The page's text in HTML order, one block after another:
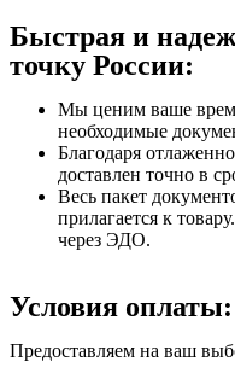
Быстрая и
точку России:
Мы ценим ваше
необходимые
Благодаря
доставлен точно в
Весь пакет
прилагается к
через ЭДО.
Условия оплаты:
Предоставляем на ваш